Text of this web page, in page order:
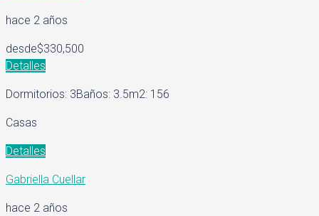
hace 2 años
desde$330,500
Detalles
Dormitorios: 3Baños: 3.5m2: 156
Casas
Detalles
Gabriella Cuellar
hace 2 años